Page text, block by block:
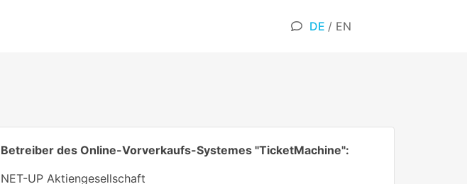
DE / EN
Betreiber des Online-Vorverkaufs-Systemes "TicketMachine":
NET-UP Aktiengesellschaft